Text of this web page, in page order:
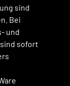
sind
Bei
und
sofort